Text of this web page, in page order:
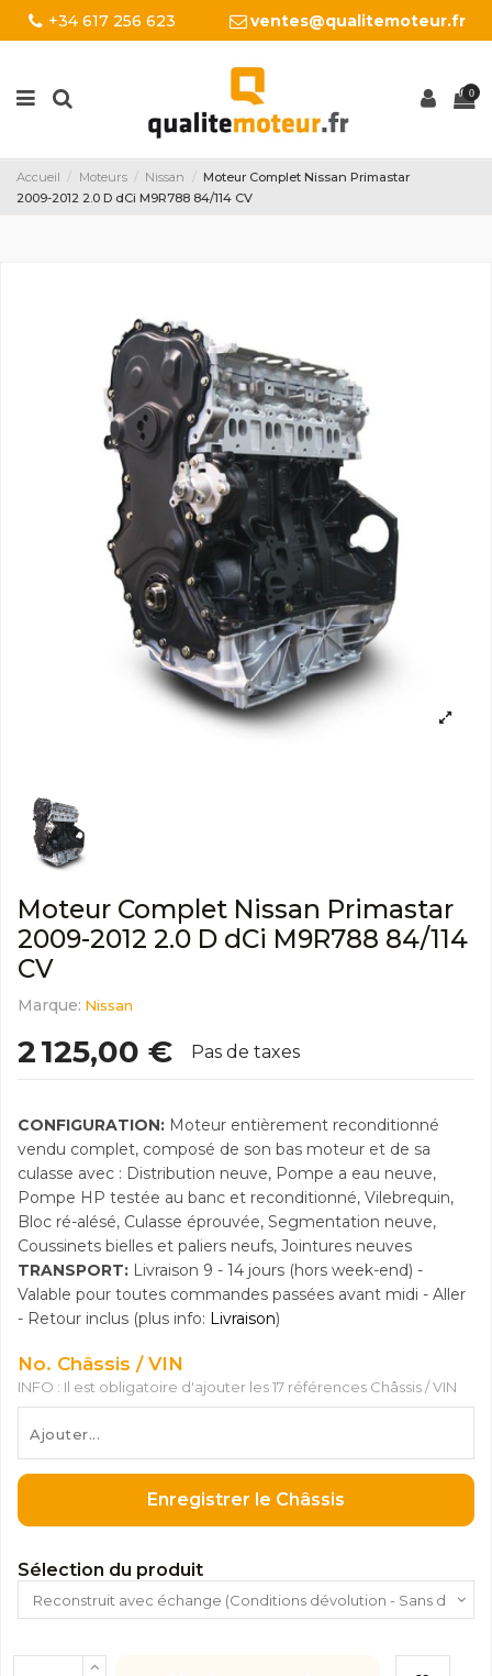
+34 617 256 623 ventes@qualitemoteur.fr
0
Accueil Moteurs Nissan
Moteur Complet Nissan Primastar
2009-2012 2.0 D dCi M9R788 84/114 CV
Moteur Complet Nissan Primastar
2009-2012 2.0 D dCi M9R788 84/114
CV
Marque: Nissan
2 125,00 € Pas de taxes
CONFIGURATION: Moteur entièrement reconditionné
vendu complet, composé de son bas moteur et de sa
culasse avec : Distribution neuve, Pompe a eau neuve,
Pompe HP testée au banc et reconditionné, Vilebrequin,
Bloc ré-alésé, Culasse éprouvée, Segmentation neuve,
Coussinets bielles et paliers neufs, Jointures neuves
TRANSPORT: Livraison 9 - 14 jours (hors week-end) -
Valable pour toutes commandes passées avant midi - Aller
- Retour inclus (plus info: Livraison)
No. Châssis / VIN
INFO : Il est obligatoire d'ajouter les 17 références Châssis / VIN
Enregistrer le Châssis
Sélection du produit